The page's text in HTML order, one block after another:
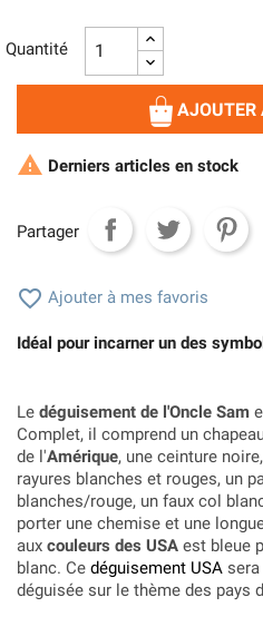
Quantité
AJOUTER
 Derniers articles en stock
Partager
 Ajouter à mes favoris
Idéal pour incarner un des
Le déguisement de l'Oncle Sam
Complet, il comprend un
de l'Amérique, une ceinture
rayures blanches et rouges, un
blanches/rouge, un faux col
porter une chemise et une
aux couleurs des USA est bleue
blanc. Ce déguisement USA
déguisée sur le thème des pays